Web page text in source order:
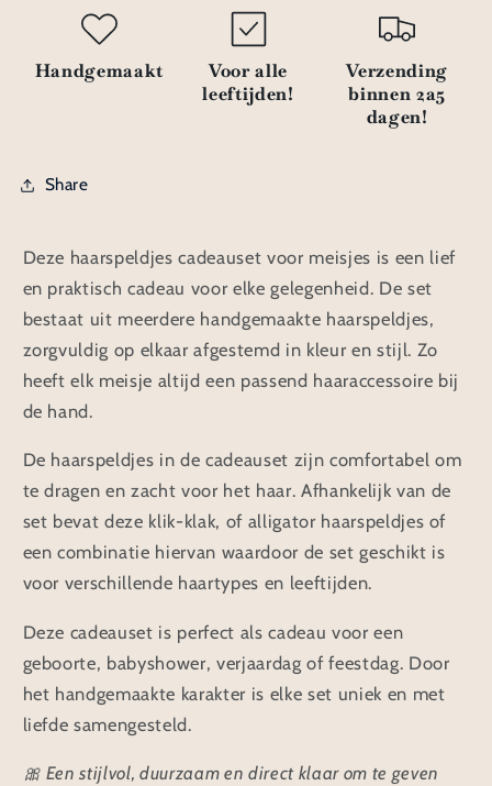
Handgemaakt
Voor alle
leeftijden!
Verzending
binnen 2a5
dagen!
Share
Deze haarspeldjes cadeauset voor meisjes is een lief
en praktisch cadeau voor elke gelegenheid. De set
bestaat uit meerdere handgemaakte haarspeldjes,
zorgvuldig op elkaar afgestemd in kleur en stijl. Zo
heeft elk meisje altijd een passend haaraccessoire bij
de hand.
De haarspeldjes in de cadeauset zijn comfortabel om
te dragen en zacht voor het haar. Afhankelijk van de
set bevat deze klik-klak, of alligator haarspeldjes of
een combinatie hiervan waardoor de set geschikt is
voor verschillende haartypes en leeftijden.
Deze cadeauset is perfect als cadeau voor een
geboorte, babyshower, verjaardag of feestdag. Door
het handgemaakte karakter is elke set uniek en met
liefde samengesteld.
🎀 Een stijlvol, duurzaam en direct klaar om te geven